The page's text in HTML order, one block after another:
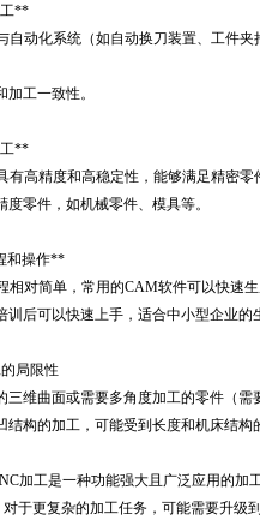
工**
自动化系统（如自动换刀装置、工件夹
工一致性。
工**
有高精度和高稳定性，能够满足精密零
零件，如机械零件、模具等。
和操作**
相对简单，常用的CAM软件可以快速生
训后可以快速上手，适合中小型企业的
局限性
三维曲面或需要多角度加工的零件（需
结构的加工，可能受到长度和机床结构
加工是一种功能强大且广泛应用的加
于更复杂的加工任务，可能需要升级